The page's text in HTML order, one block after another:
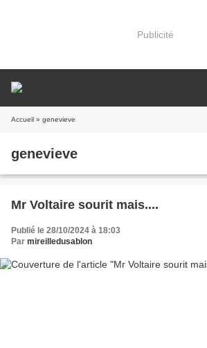
Publicité
Accueil » genevieve
genevieve
Mr Voltaire sourit mais....
Publié le 28/10/2024 à 18:03
Par mireilledusablon